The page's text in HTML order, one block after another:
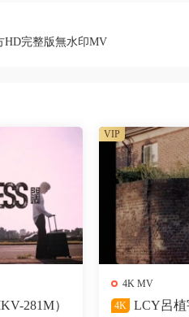
HD完整版無水印MV
281M）
4K MV
4K
LCY呂植
VIP